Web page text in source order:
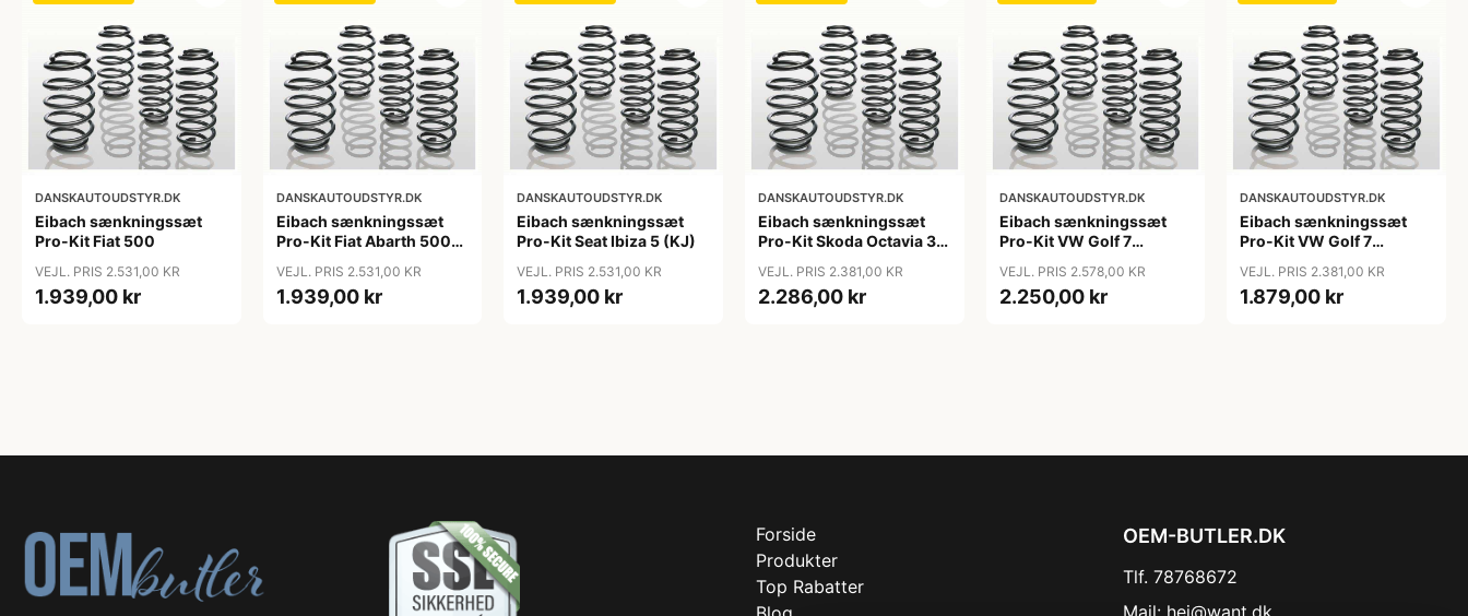
DANSKAUTOUDSTYR.DK
Eibach sænkningssæt
Pro-Kit Fiat 500
VEJL. PRIS 2.531,00 KR
1.939,00 kr
DANSKAUTOUDSTYR.DK
Eibach sænkningssæt
Pro-Kit Fiat Abarth 500
VEJL. PRIS 2.531,00 KR
1.939,00 kr
DANSKAUTOUDSTYR.DK
Eibach sænkningssæt
Pro-Kit Seat Ibiza 5 (KJ)
VEJL. PRIS 2.531,00 KR
1.939,00 kr
DANSKAUTOUDSTYR.DK
Eibach sænkningssæt
Pro-Kit Skoda Octavia 3
Hatchback (5E3, NL3,
NR3) - Fast bagaksel
VEJL. PRIS 2.381,00 KR
2.286,00 kr
DANSKAUTOUDSTYR.DK
Eibach sænkningssæt
Pro-Kit VW Golf 7
BE2)
VEJL. PRIS 2.578,00 KR
2.250,00 kr
DANSKAUTOUDSTYR.DK
Eibach sænkningssæt
Pro-Kit VW Golf 7
Fast bag aksel
VEJL. PRIS 2.381,00 KR
1.879,00 kr
Forside
Produkter
Top Rabatter
OEM-BUTLER.DK
Tlf. 78768672